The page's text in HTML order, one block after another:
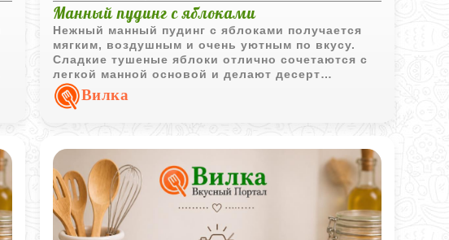
Манный пудинг с яблоками
Нежный манный пудинг с яблоками получается
мягким, воздушным и очень уютным по вкусу.
Сладкие тушеные яблоки отлично сочетаются с
легкой манной основой и делают десерт
особенно домашним.
Вилка